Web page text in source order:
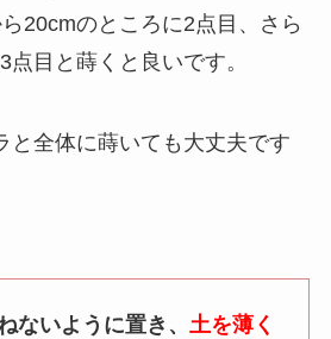
20cmのところに2点目、さら
目と蒔くと良いです。
と全体に蒔いても大丈夫です
ないように置き、土を薄く